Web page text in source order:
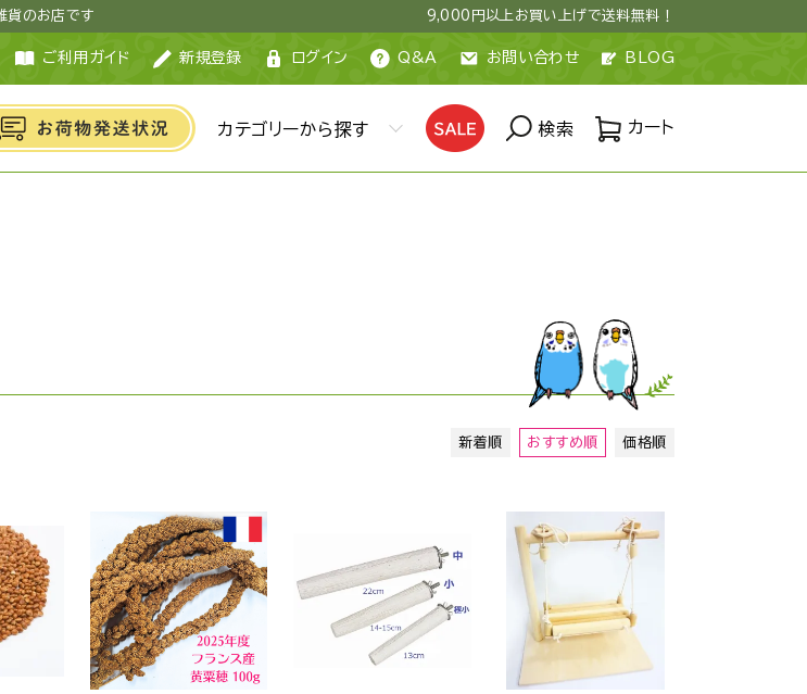
貨のお店です 9,000円以上お買い上げで送料無料！
ご利用ガイド 新規登録 ログイン Q&A お問い合わせ BLOG
カテゴリーから探す 検索 カート
新着順 おすすめ順 価格順